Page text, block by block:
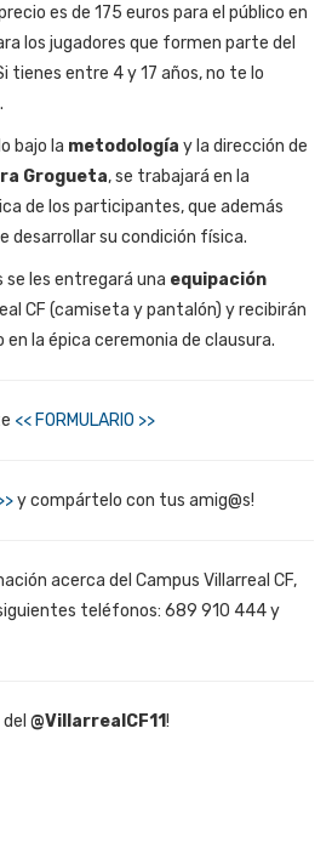
es de 175 euros para el público en
los jugadores que formen parte del
tienes entre 4 y 17 años, no te lo
.
bajo la metodología y la dirección de
Grogueta, se trabajará en la
de los participantes, que además
desarrollar su condición física.
les entregará una equipación
CF (camiseta y pantalón) y recibirán
la épica ceremonia de clausura.
<< FORMULARIO >>
y compártelo con tus amig@s!
acerca del Campus Villarreal CF,
teléfonos: 689 910 444 y
@VillarrealCF11!